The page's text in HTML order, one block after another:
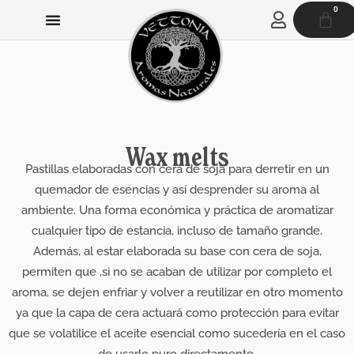
0
Wax melts
Pastillas elaboradas con cera de soja para derretir en un
quemador de esencias y así desprender su aroma al
ambiente. Una forma económica y práctica de aromatizar
cualquier tipo de estancia, incluso de tamaño grande.
Además, al estar elaborada su base con cera de soja,
permiten que ,si no se acaban de utilizar por completo el
aroma, se dejen enfriar y volver a reutilizar en otro momento
ya que la capa de cera actuará como protección para evitar
que se volatilice el aceite esencial como sucedería en el caso